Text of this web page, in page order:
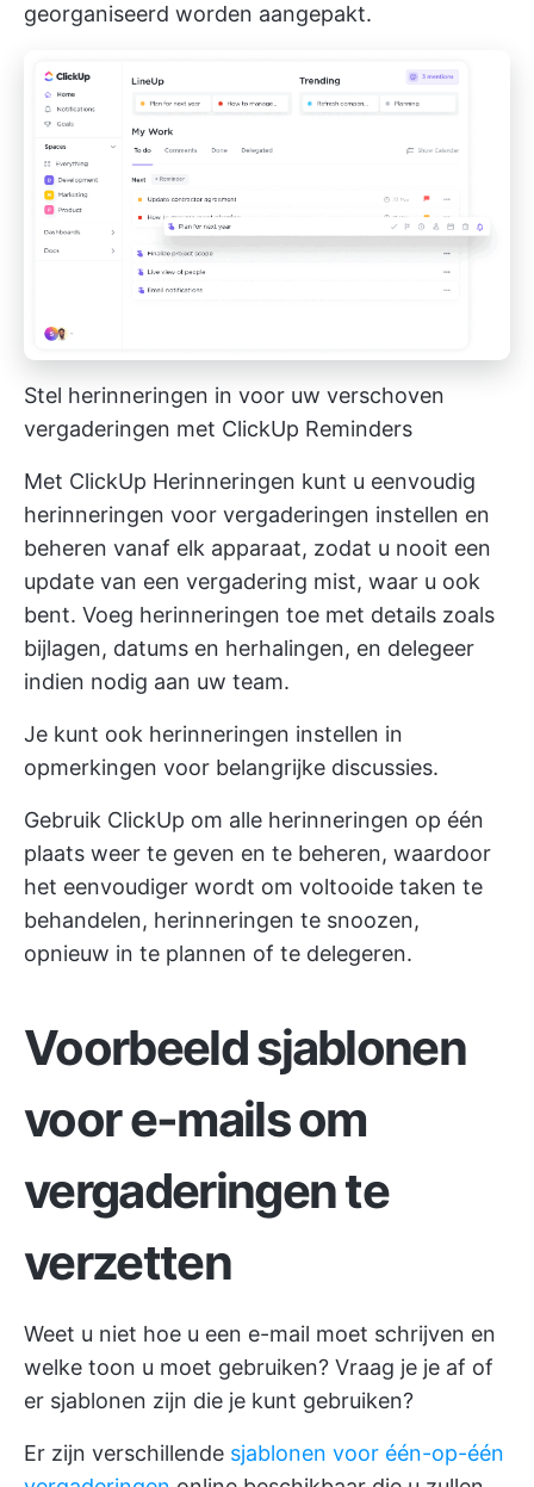
georganiseerd worden aangepakt.
Stel herinneringen in voor uw verschoven
vergaderingen met ClickUp Reminders
Met ClickUp Herinneringen kunt u eenvoudig
herinneringen voor vergaderingen instellen en
beheren vanaf elk apparaat, zodat u nooit een
update van een vergadering mist, waar u ook
bent. Voeg herinneringen toe met details zoals
bijlagen, datums en herhalingen, en delegeer
indien nodig aan uw team.
Je kunt ook herinneringen instellen in
opmerkingen voor belangrijke discussies.
Gebruik ClickUp om alle herinneringen op één
plaats weer te geven en te beheren, waardoor
het eenvoudiger wordt om voltooide taken te
behandelen, herinneringen te snoozen,
opnieuw in te plannen of te delegeren.
Voorbeeld sjablonen
voor e-mails om
vergaderingen te
verzetten
Weet u niet hoe u een e-mail moet schrijven en
welke toon u moet gebruiken? Vraag je je af of
er sjablonen zijn die je kunt gebruiken?
Er zijn verschillende sjablonen voor één-op-één